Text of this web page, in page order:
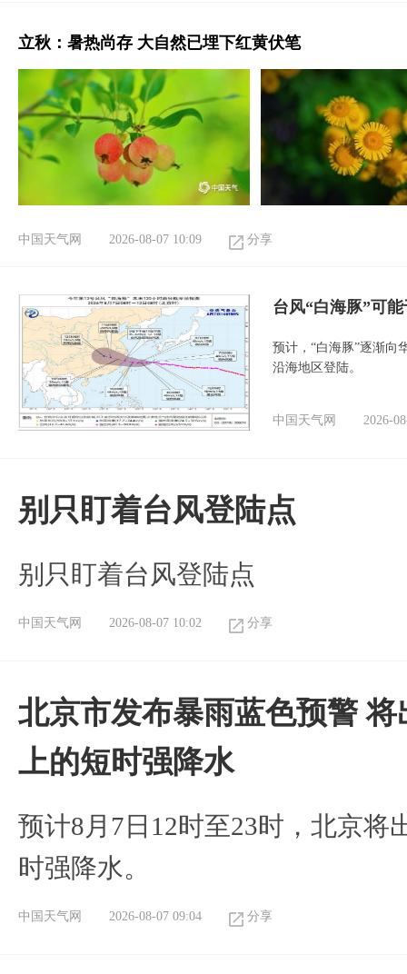
立秋：暑热尚存 大自然已埋下红黄伏笔
中国天气网 2026-08-07 10:09 分享
台风“白海豚”可
预计，“白海豚”逐渐向
沿海地区登陆。
中国天气网 2026-
别只盯着台风登陆点
别只盯着台风登陆点
中国天气网 2026-08-07 10:02 分享
北京市发布暴雨蓝色预警
上的短时强降水
预计8月7日12时至23时，北京将
时强降水。
中国天气网 2026-08-07 09:04 分享